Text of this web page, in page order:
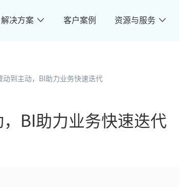
解决方案 客户案例 资源与服务
动到主动，BI助力业务快速迭代
BI助力业务快速迭代